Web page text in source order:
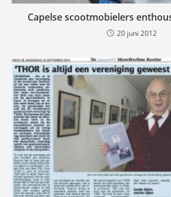
Capelse scootmobielers
20 juni 2012